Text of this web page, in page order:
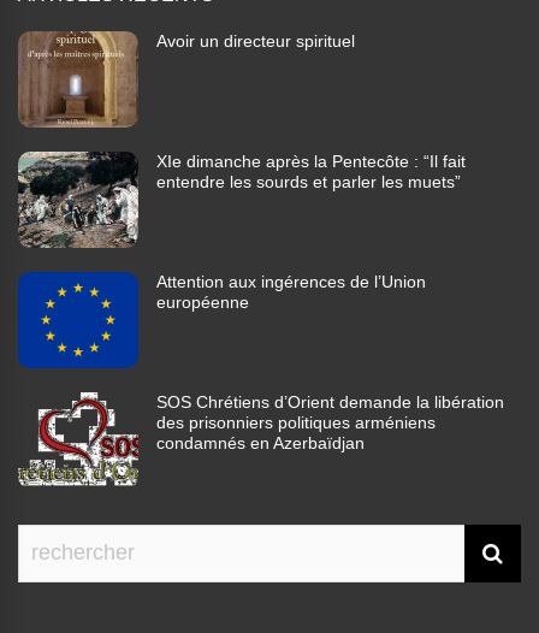
Avoir un directeur spirituel
XIe dimanche après la Pentecôte : “Il fait
entendre les sourds et parler les muets”
Attention aux ingérences de l’Union
européenne
SOS Chrétiens d’Orient demande la libération
des prisonniers politiques arméniens
condamnés en Azerbaïdjan